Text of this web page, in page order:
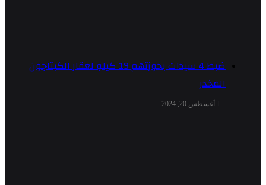
ضبط 4 سيدات بحوزتهم 19 كيلو لعقار الكبتاجون
المخدر
أغسطس 20, 2024